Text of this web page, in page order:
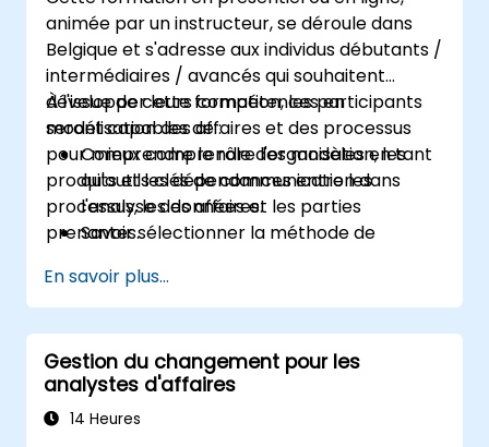
animée par un instructeur, se déroule dans
Belgique et s'adresse aux individus débutants /
intermédiaires / avancés qui souhaitent
développer leurs compétences en
modélisation des affaires et des processus
pour mieux comprendre l'organisation, les
produits et les dépendances entre les
processus, les données et les parties
prenantes.
À l'issue de cette formation, les participants
seront capables de :
Comprendre le rôle des modèles en tant
qu'outils clés de communication dans
l'analyse des affaires.
Savoir sélectionner la méthode de
SIPOC, Business Model Canvas) pour un
objectif commercial spécifique.
Savoir décomposer des processus
commerciaux complexes en diagrammes
clairs.
Identifier les points de contact entre les
En savoir plus...
Gestion du changement pour les
analystes d'affaires
14 Heures